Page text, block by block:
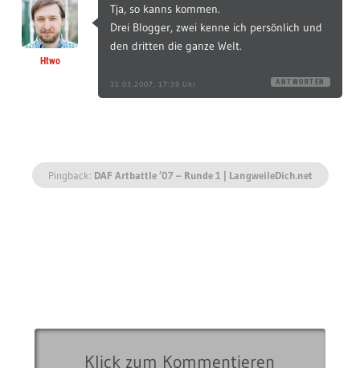
Htwo
Tja, so kanns kommen.
Drei Blogger, zwei kenne ich persönlich und
den dritten die ganze Welt.
31.03.2007, 17:39 Uhr ANTWORTEN
Pingback: DAF Artbattle ’07 – Runde 1 | LangweileDich.net